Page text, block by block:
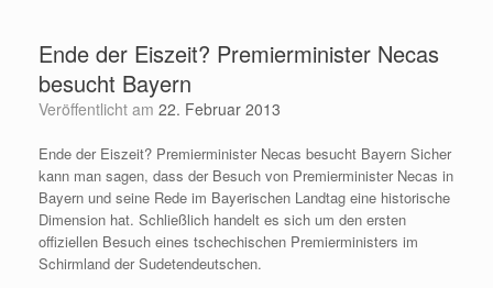
springenEnde der Eiszeit? Premierminister Necas
besucht Bayern
Veröffentlicht am 22. Februar 2013
Ende der Eiszeit? Premierminister Necas besucht Bayern Sicher
kann man sagen, dass der Besuch von Premierminister Necas in
Bayern und seine Rede im Bayerischen Landtag eine historische
Dimension hat. Schließlich handelt es sich um den ersten
offiziellen Besuch eines tschechischen Premierministers im
Schirmland der Sudetendeutschen.